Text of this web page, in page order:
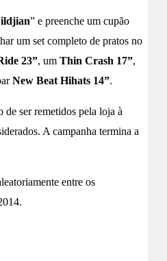
” e preenche um cupão
um set completo de pratos no
23”, um Thin Crash 17”,
New Beat Hihats 14”.
de ser remetidos pela loja à
A campanha termina a
entre os